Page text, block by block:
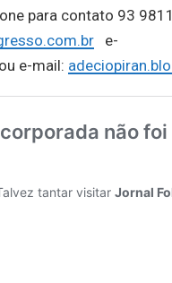
para contato 93
e-
e-mail: